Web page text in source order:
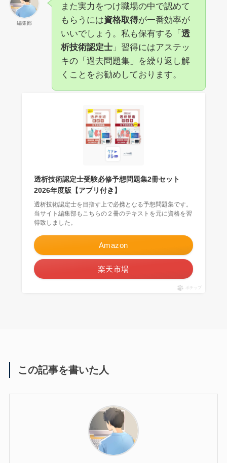
編集部
また実力をつけ職場の中で認めて
もらうには資格取得が一番効率が
いいでしょう。私も保有する「 透
析技術認定士」習得にはアステッ
キの「過去問題集」を繰り返し解
くことをお勧めしております。
透析技術認定士受験必修予想問題集2冊セット
2026年度版【アプリ付き】
透析技術認定士を目指す上で必携となる予想問題集です。
当サイト編集部もこちらの２冊のテキストを元に資格を習
得致しました。
Amazon
楽天市場
ポチップ
この記事を書いた人